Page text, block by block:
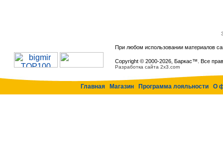
При любом использовании материалов
Copyright © 2000-2026, Баркас™. Все
Разработка сайта 2x3.com
Главная Магазин Программа лояльности О